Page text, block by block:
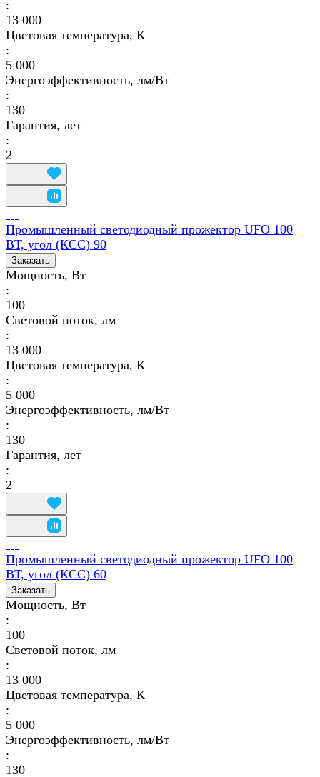
:
13 000
Цветовая температура, К
:
5 000
Энергоэффективность, лм/Вт
:
130
Гарантия, лет
:
2
Промышленный светодиодный прожектор UFO 100
ВТ, угол (КСС) 90
Заказать
Мощность, Вт
:
100
Световой поток, лм
:
13 000
Цветовая температура, К
:
5 000
Энергоэффективность, лм/Вт
:
130
Гарантия, лет
:
2
Промышленный светодиодный прожектор UFO 100
ВТ, угол (КСС) 60
Заказать
Мощность, Вт
:
100
Световой поток, лм
:
13 000
Цветовая температура, К
:
5 000
Энергоэффективность, лм/Вт
:
130